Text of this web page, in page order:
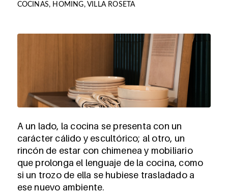
COCINAS, HOMING,VILLA ROSETA
A un lado, la cocina se presenta con un
carácter cálido y escultórico; al otro, un
rincón de estar con chimenea y mobiliario
que prolonga el lenguaje de la cocina, como
si un trozo de ella se hubiese trasladado a
ese nuevo ambiente.